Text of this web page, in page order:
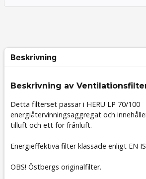
Beskrivning
Beskrivning av Ventilationsfilter
Detta filterset passar i HERU LP 70/100
energiåtervinningsaggregat och
tilluft och ett för frånluft.
Energieffektiva filter klassade enligt EN
OBS! Östbergs originalfilter.